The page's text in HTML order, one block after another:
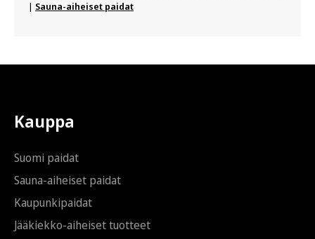
| Sauna-aiheiset paidat
Kauppa
Suomi paidat
Sauna-aiheiset paidat
Kaupunkipaidat
Jääkiekko-aiheiset tuotteet